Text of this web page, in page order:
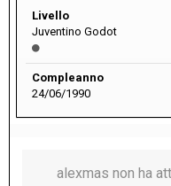
Livello
Juventino Godot
Compleanno
24/06/1990
alexmas non ha